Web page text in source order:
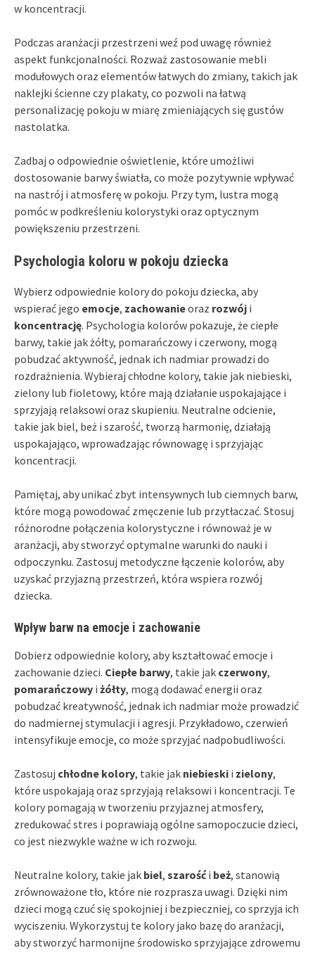
w koncentracji.
Podczas aranżacji przestrzeni weź pod uwagę również
aspekt funkcjonalności. Rozważ zastosowanie mebli
modułowych oraz elementów łatwych do zmiany, takich jak
naklejki ścienne czy plakaty, co pozwoli na łatwą
personalizację pokoju w miarę zmieniających się gustów
nastolatka.
Zadbaj o odpowiednie oświetlenie, które umożliwi
dostosowanie barwy światła, co może pozytywnie wpływać
na nastrój i atmosferę w pokoju. Przy tym, lustra mogą
pomóc w podkreśleniu kolorystyki oraz optycznym
powiększeniu przestrzeni.
Psychologia koloru w pokoju dziecka
Wybierz odpowiednie kolory do pokoju dziecka, aby
wspierać jego emocje, zachowanieoraz rozwój i
koncentrację. Psychologia kolorów pokazuje, że ciepłe
barwy, takie jak żółty, pomarańczowy i czerwony, mogą
pobudzać aktywność, jednak ich nadmiar prowadzi do
rozdrażnienia. Wybieraj chłodne kolory, takie jak niebieski,
zielony lub fioletowy, które mają działanie uspokajające i
sprzyjają relaksowi oraz skupieniu. Neutralne odcienie,
takie jak biel, beż i szarość, tworzą harmonię, działają
uspokajająco, wprowadzając równowagę i sprzyjając
koncentracji.
Pamiętaj, aby unikać zbyt intensywnych lub ciemnych barw,
które mogą powodować zmęczenie lub przytłaczać. Stosuj
różnorodne połączenia kolorystyczne i równoważ je w
aranżacji, aby stworzyć optymalne warunki do nauki i
odpoczynku. Zastosuj metodyczne łączenie kolorów, aby
uzyskać przyjazną przestrzeń, która wspiera rozwój
dziecka.
Wpływ barw na emocje i zachowanie
Dobierz odpowiednie kolory, aby kształtować emocje i
zachowanie dzieci. Ciepłe barwy, takie jak czerwony,
pomarańczowy i żółty, mogą dodawać energii oraz
pobudzać kreatywność, jednak ich nadmiar może prowadzić
do nadmiernej stymulacji i agresji. Przykładowo, czerwień
intensyfikuje emocje, co może sprzyjać nadpobudliwości.
Zastosuj chłodne kolory, takie jak niebieski i zielony,
które uspokajają oraz sprzyjają relaksowi i koncentracji. Te
kolory pomagają w tworzeniu przyjaznej atmosfery,
zredukować stres i poprawiają ogólne samopoczucie dzieci,
co jest niezwykle ważne w ich rozwoju.
Neutralne kolory, takie jak biel, szarośći beż, stanowią
zrównoważone tło, które nie rozprasza uwagi. Dzięki nim
dzieci mogą czuć się spokojniej i bezpieczniej, co sprzyja ich
wyciszeniu. Wykorzystuj te kolory jako bazę do aranżacji,
aby stworzyć harmonijne środowisko sprzyjające zdrowemu